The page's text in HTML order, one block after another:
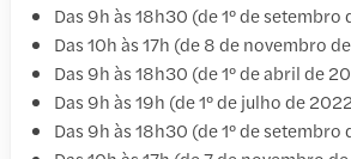
Das 9h às 18h30 (de 1º de
Das 10h às 17h (de 8 de novembro
Das 9h às 18h30 (de 1º de abril de
Das 9h às 19h (de 1º de julho de
Das 9h às 18h30 (de 1º de